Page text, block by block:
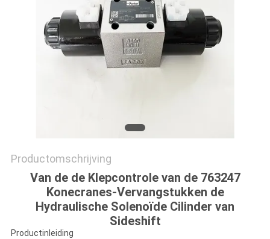
Productomschrijving
Van de de Klepcontrole van de 763247
Konecranes-Vervangstukken de
Hydraulische Solenoïde Cilinder van
Sideshift
Productinleiding